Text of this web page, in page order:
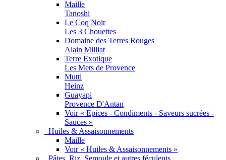
Maille
Tanoshi
Le Coq Noir
Les 3 Chouettes
Domaine des Terres Rouges
Alain Milliat
Terre Exotique
Les Mets de Provence
Mutti
Heinz
Guayapi
Provence D'Antan
Voir « Epices - Condiments - Saveurs sucrées -
Sauces »
Huiles & Assaisonnements
Maille
Voir « Huiles & Assaisonnements »
Pâtes, Riz, Semoule et autres féculents